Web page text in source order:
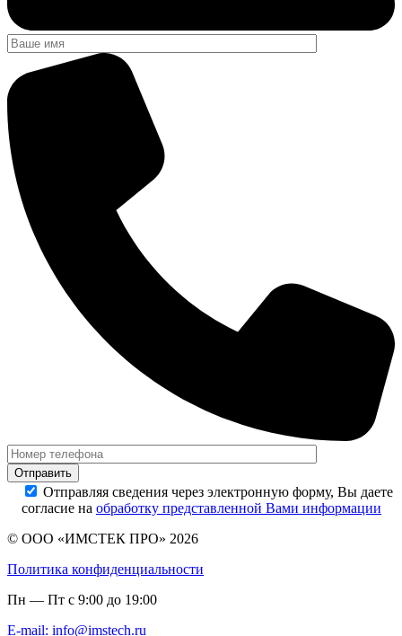
Отправляя сведения через электронную форму, Вы даете
согласие на обработку представленной Вами информации
© ООО «ИМСТЕК ПРО» 2026
Политика конфиденциальности
Пн — Пт с 9:00 до 19:00
E-mail: info@imstech.ru